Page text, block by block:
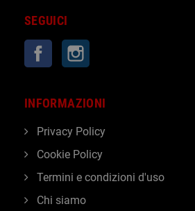
SEGUICI
Facebook
INFORMAZIONI
Privacy Policy
Cookie Policy
Termini e condizioni d'uso
Chi siamo